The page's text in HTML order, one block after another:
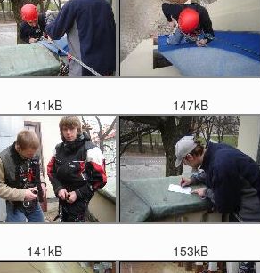
141kB 147kB
141kB 153kB